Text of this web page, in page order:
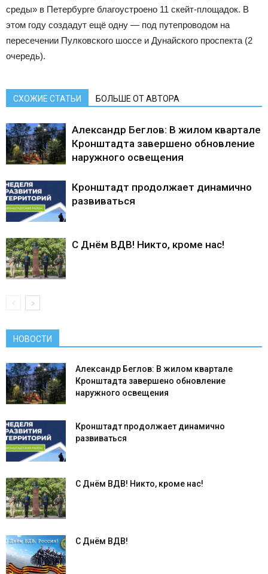
среды» в Петербурге благоустроено 11 скейт-площадок. В
этом году создадут ещё одну — под путепроводом на
пересечении Пулковского шоссе и Дунайского проспекта (2
очередь).
СХОЖИЕ СТАТЬИ БОЛЬШЕ ОТ АВТОРА
Александр Беглов: В жилом квартале
Кронштадта завершено обновление
наружного освещения
Кронштадт продолжает динамично
развиваться
С Днём ВДВ! Никто, кроме нас!
НОВОСТИ
Александр Беглов: В жилом квартале
Кронштадта завершено обновление
наружного освещения
Кронштадт продолжает динамично
развиваться
С Днём ВДВ! Никто, кроме нас!
С Днём ВДВ!